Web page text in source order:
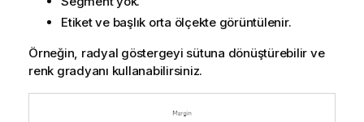
Etiket ve başlık orta ölçekte görüntülenir.
Örneğin, radyal göstergeyi sütuna dönüştürebilir ve
renk gradyanı kullanabilirsiniz.